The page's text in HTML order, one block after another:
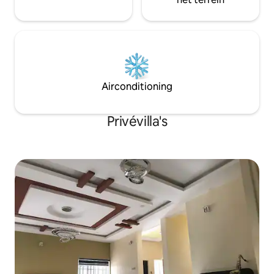
slechts een klein stukje rijden van het
bars en restaurants, waaronder het
populaire Mega Chicken Restaurant. Of
je nu een speciaal evenement plant of
gewoon wilt genieten van wat
spelopties, waaronder snooker,
tafeltennis en een selectie van
verblijf te verbeteren. WE HEBBEN NOG
5 SLAAPKAMERS, ALLEMAAL EENSUITE,
IN DEZELFDE STRAAT, MET EEN
CAPACITEIT VAN 12 PERSONEN, VOOR
BOEKINGEN DOOR GROEPEN,
VRIENDEN EN FAMILIES. ER WORDT EEN
ENORME KORTING GEGEVEN ALS JE DE
2 HUIZEN BOEKT, LANGE VERBLIJVEN
HEBBEN OOK ENORME KORTINGEN, WE
ZIJN ZEER DICHT BIJ HET LEKKI
Airconditioning
Privévilla's